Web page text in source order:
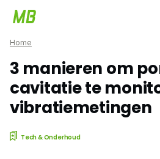
Home
3 manieren om
cavitatie te
vibratiemetingen
Tech & Onderhoud